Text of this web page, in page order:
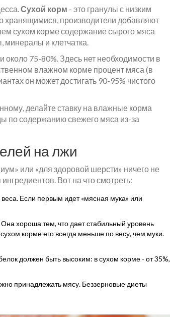
Сухой корм - это гранулы с низким
хранящимися, производители добавляют
сухом корме содержание сырого мяса
и клетчатка.
около 75-80% . Здесь нет необходимости в
влажном корме процент мяса (в
он может достигать 90-95% чистого
делайте ставку на влажные корма
по содержанию свежего мяса из-за
на лжи
или «для здоровой шерсти» ничего не
Вот на что смотреть:
Если первым идет «мясная мука» или
хороша тем, что дает стабильный уровень
корме его всегда меньше по весу, чем муки.
должен быть высоким: в сухом корме - от 35%,
принадлежать мясу. Беззерновые диеты